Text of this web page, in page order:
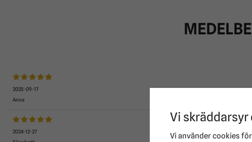
2025-09-17
Anna
2024-12-27
Vi
Vi använder cookies